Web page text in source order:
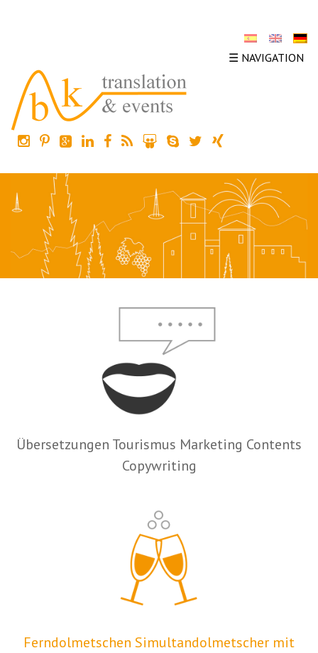
☰ NAVIGATION
Übersetzungen Tourismus Marketing Contents
Copywriting
Ferndolmetschen Simultandolmetscher mit